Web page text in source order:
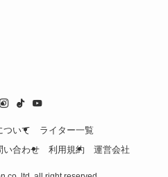
ついて
ライター一覧
い合わせ
利用規約 運営会社